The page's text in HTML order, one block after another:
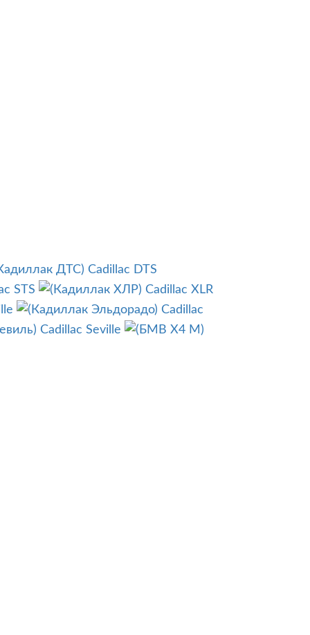
Cadillac DTS
STS
Cadillac XLR
Cadillac
Cadillac Seville